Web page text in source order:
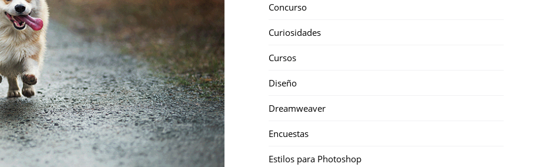
Concurso
Curiosidades
Cursos
Diseño
Dreamweaver
Encuestas
Estilos para Photoshop